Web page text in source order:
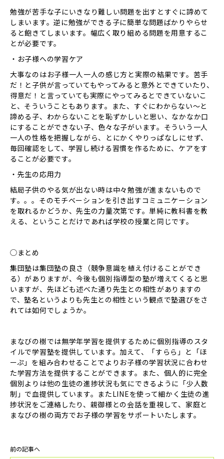
勉強が苦手な子にいきなり難しい問題を出すとすぐに諦めて
しまいます。逆に勉強ができる子に簡単な問題ばかりやらせ
ると飽きてしまいます。幅広く取り組める問題を用意するこ
とが必要です。
・お子様への学習ケア
大事なのはお子様一人一人の感じ方と実際の結果です。苦手
だ！と子供が言っていてもやってみると意外とできていたり、
得意だ！と言っていても実際にやってみるとできていないこ
と、そういうこともあります。また、すぐにわからない〜と
諦める子、わからないことを恥ずかしいと思い、なかなか口
にすることができない子、色々な子がいます。そういう一人
一人の性格を把握しながら、とにかくやりっぱなしにせず、
毎回確認をして、学習し続ける習慣を作るために、ケアをす
ることが必要です。
・先生の応用力
結局子供のやる気が出ない時は中々勉強が進まないもので
す。。。そのモチベーションを引き出すコミュニケーション
を取れるかどうか、先生の力量次第です。単純に教科書を教
える、ということだけであれば学校の授業と同じです。
◯まとめ
集団塾は集団塾の良さ（競争意識を植え付けることができ
る）がありますが、今後も個別指導型の塾が増えてくると思
いますが、先ほども述べた通り先生との相性がありますの
で、塾名というよりも先生との相性という観点で塾選びをさ
れては如何でしょうか。
まなびの樹では無学年学習を提供するために個別指導のスタ
イルで学習塾を提供しています。加えて、「すらら」と「ほ
ーぷ」を組み合わせることでよりお子様の学習状況に合わせ
た学習方法を提供することができます。また、個人的に完全
個別よりは他の生徒の進捗状況も気にできるように「少人数
制」で血提供しています。またLINEを使って細かく生徒の進
捗状況をご連絡したり、親御様との会話を重視して、家庭と
まなびの樹の両方でお子様の学習をサポートいたします。
前の記事へ